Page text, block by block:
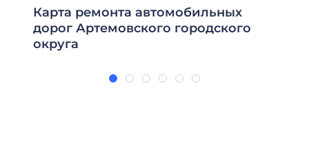
Карта ремонта автомобильных
дорог Артемовского городского
округа